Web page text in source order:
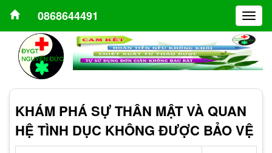
0868644491
KHÁM PHÁ SỰ THÂN MẬT VÀ QUAN
HỆ TÌNH DỤC KHÔNG ĐƯỢC BẢO VỆ